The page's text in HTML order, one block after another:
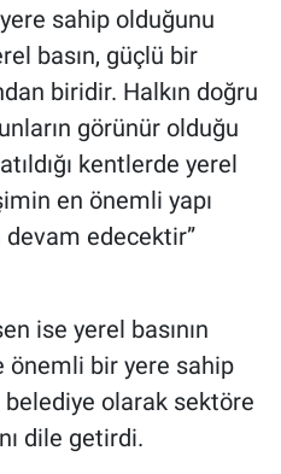
sahip olduğunu
basın, güçlü bir
biridir. Halkın doğru
görünür olduğu
kentlerde yerel
en önemli yapı
edecektir”
ise yerel basının
önemli bir yere sahip
olarak sektöre
dile getirdi.